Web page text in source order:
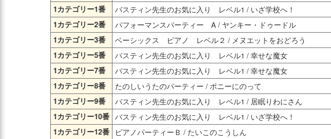
1カテゴリー1番
バスティン先生のお気に入り レベル1 / いざ学校へ！
1カテゴリー2番
パフォーマンスパーティー A / ヤンキー・ドゥードル
1カテゴリー3番
ベーシックス ピアノ レベル２ / メヌエットをおどろう
1カテゴリー5番
バスティン先生のお気に入り レベル1 / 幸せな魔女
1カテゴリー7番
バスティン先生のお気に入り レベル1 / 幸せな魔女
1カテゴリー8番
たのしいうたのパーティー / ポニーにのって
1カテゴリー9番
バスティン先生のお気に入り レベル1 / 居眠りわにさん
1カテゴリー10番 バスティン先生のお気に入り レベル1 / いざ学校へ！
1カテゴリー12番
ピアノパーティーＢ / たいこのこうしん